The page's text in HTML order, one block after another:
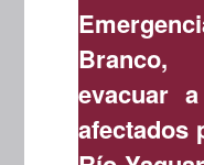
evacuar
afectados